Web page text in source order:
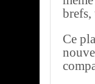
brefs,
Ce